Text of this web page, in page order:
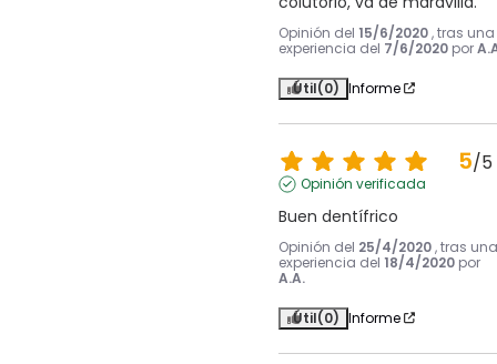
Opinión del 15/6/2020 , tras una
experiencia del 7/6/2020 por
Útil(0) Informe
5/5
Opinión verificada
Buen dentífrico
Opinión del 25/4/2020 , tras una
experiencia del 18/4/2020 por
A.A.
Útil(0) Informe